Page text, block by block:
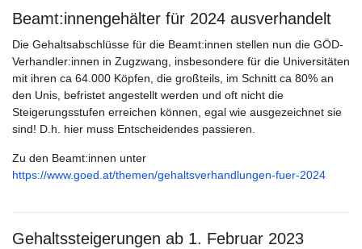
Beamt:innengehälter für 2024 ausverhandelt
Die Gehaltsabschlüsse für die Beamt:innen stellen nun die GÖD-
Verhandler:innen in Zugzwang, insbesondere für die Universitäten
mit ihren ca 64.000 Köpfen, die großteils, im Schnitt ca 80% an
den Unis, befristet angestellt werden und oft nicht die
Steigerungsstufen erreichen können, egal wie ausgezeichnet sie
sind! D.h. hier muss Entscheidendes passieren.
Zu den Beamt:innen unter
https://www.goed.at/themen/gehaltsverhandlungen-fuer-2024
Gehaltssteigerungen ab 1. Februar 2023